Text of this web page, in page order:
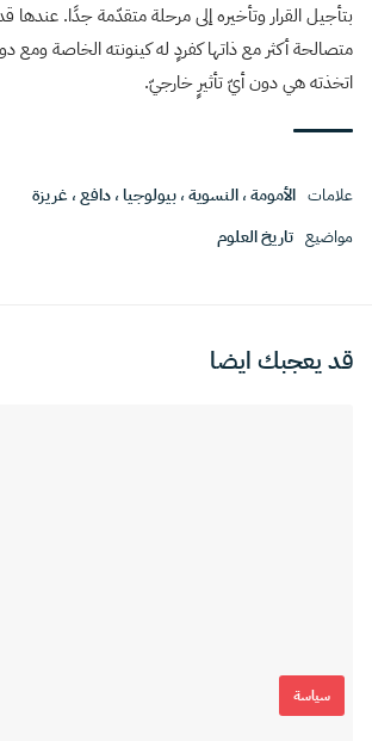
بتأجيل القرار وتأخيره إلى مرحلة متقدّمة جدًا. عندها
متصالحة أكثر مع ذاتها كفردٍ له كينونته الخاصة ومع
اتخذته هي دون أيّ تأثيرٍ خارجيّ.
علامات الأمومة،النسوية،بيولوجيا،دافع، غريزة
مواضيع تاريخ العلوم
قد يعجبك ايضا
سياسة